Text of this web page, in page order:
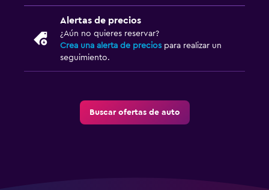
Alertas de precios
¿Aún no quieres reservar?
Crea una alerta de precios para realizar un
seguimiento.
Buscar ofertas de auto